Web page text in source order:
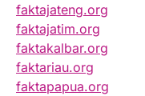
faktajateng.org
faktajatim.org
faktakalbar.org
faktariau.org
faktapapua.org